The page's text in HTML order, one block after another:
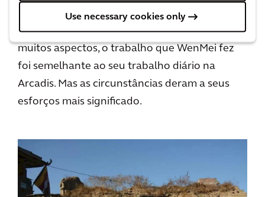
Use necessary cookies only
prevenir a perda de vidas, em caso de
enchentes ou deslizamentos de terra. Em
muitos aspectos, o trabalho que WenMei fez
foi semelhante ao seu trabalho diário na
Arcadis. Mas as circunstâncias deram a seus
esforços mais significado.